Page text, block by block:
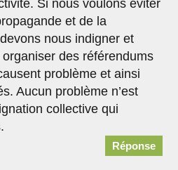
Si nous voulons éviter
et de la
nous indigner et
des référendums
problème et ainsi
Aucun problème n’est
collective qui
Réponse